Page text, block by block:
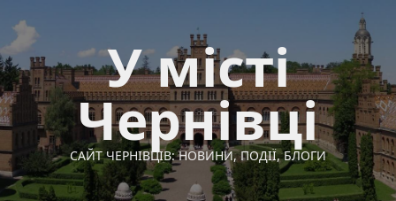
до
вмісту
У місті
Чернівці
САЙТ ЧЕРНІВЦІВ: НОВИНИ, ПОДІЇ, БЛОГИ